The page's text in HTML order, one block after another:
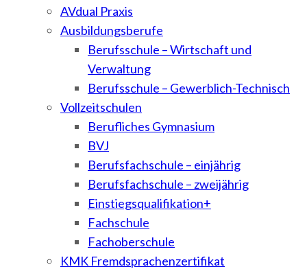
AVdual Praxis
Ausbildungsberufe
Berufsschule – Wirtschaft und
Verwaltung
Berufsschule – Gewerblich-Technisch
Vollzeitschulen
Berufliches Gymnasium
BVJ
Berufsfachschule – einjährig
Berufsfachschule – zweijährig
Einstiegsqualifikation+
Fachschule
Fachoberschule
KMK Fremdsprachenzertifikat